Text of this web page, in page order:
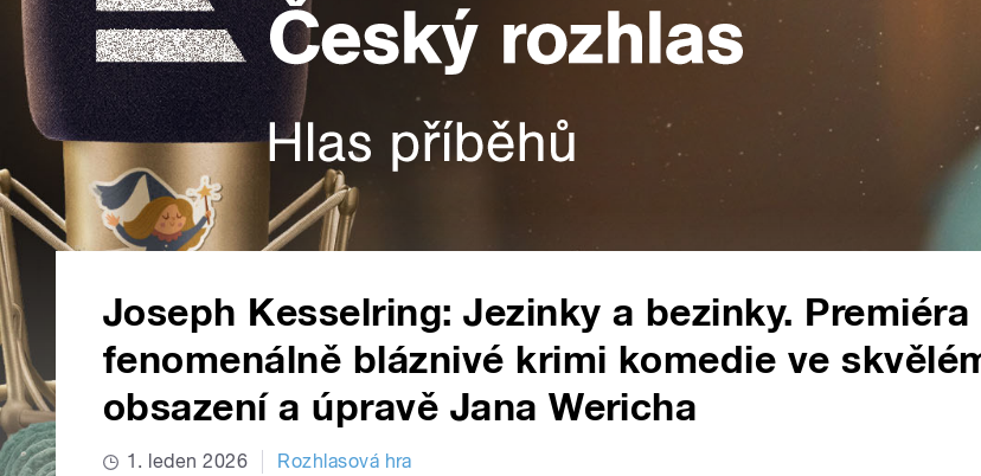
Joseph Kesselring: Jezinky a bezinky. Premiéra
fenomenálně bláznivé krimi komedie ve
obsazení a úpravě Jana Wericha
1. leden 2026 Rozhlasová hra